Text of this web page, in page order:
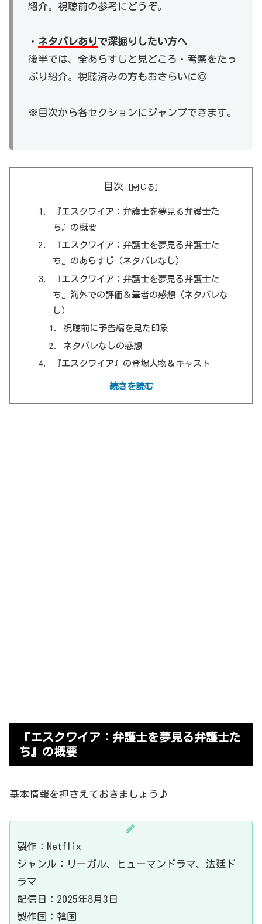
紹介。視聴前の参考にどうぞ。
・ ネタバレありで深掘りしたい方へ
後半では、全あらすじと見どころ・考察をたっ
ぷり紹介。視聴済みの方もおさらいに◎
※目次から各セクションにジャンプできます。
目次
『エスクワイア：弁護士を夢見る弁護士た
ち』の概要
『エスクワイア：弁護士を夢見る弁護士た
ち』のあらすじ（ネタバレなし）
『エスクワイア：弁護士を夢見る弁護士た
ち』海外での評価＆筆者の感想（ネタバレな
し）
視聴前に予告編を見た印象
ネタバレなしの感想
『エスクワイア』の登場人物＆キャスト
『エスクワイア：弁護士を夢見る弁護士た
『エスクワイア：弁護士を夢見る弁護士た
ち』の視聴方法
続きを読む
『エスクワイア：弁護士を夢見る弁護士た
ち』の概要
基本情報を押さえておきましょう♪
製作：Netflix
ジャンル：リーガル、ヒューマンドラマ、法廷ド
ラマ
配信日：2025年8月3日
製作国：韓国